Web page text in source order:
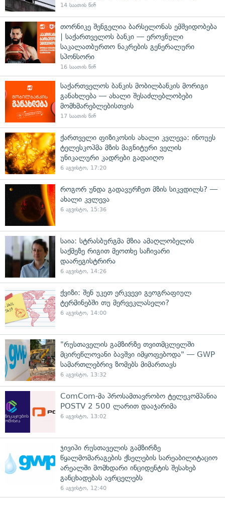
14 საათის წინ
თორნიკე შენგელია ბარსელონას ემშვიდობება
| საქართველოს ბანკი — ეროვნული
საკალათბურთო ნაკრების გენერალური
სპონსორი
16 საათის წინ
საქართველოს ბანკის მობილბანკის მორიგი
განახლება — ახალი შესაძლებლობები
მომხმარებლებისთვის
17 საათის წინ
ქართველი ფიზიკოსის ახალი კვლევა: ინოუეს
ტელესკოპმა მზის მაგნიტური ველის
უნიკალური კადრები გადაიღო
6 აგვისტო, 17:20
როგორ უნდა გადავურჩეთ მზის სიკვდილს? —
ახალი კვლევა
6 აგვისტო, 15:36
საია: სტრასბურგმა მზია ამაღლობელის
საქმეზე რიგით მეოთხე საჩივარი
დაარეგისტრირა
6 აგვისტო, 14:26
ქვიზი: შენ უკეთ ერკვევი გეოგრაფიულ
ტერმინებში თუ მერვეკლასელი?
6 აგვისტო, 14:00
"რუსთაველის გამზირზე თვითმცლელში
მცირეწლოვანი ბავშვი იმყოფებოდა" — GWP
სამართლებრივ ზომებს მიმართავს
6 აგვისტო, 13:32
ComCom-მა პროსამთავრობო ტელეკომპანია
POSTV 2 500 ლარით დააჯარიმა
6 აგვისტო, 13:02
ჯივიპი რუსთაველის გამზირზე
წყალმომარაგების ქსელების სარეაბილიტაციო
არეალში მომხდარი ინციდენტის შესახებ
განცხადებას ავრცელებს
6 აგვისტო, 12:40